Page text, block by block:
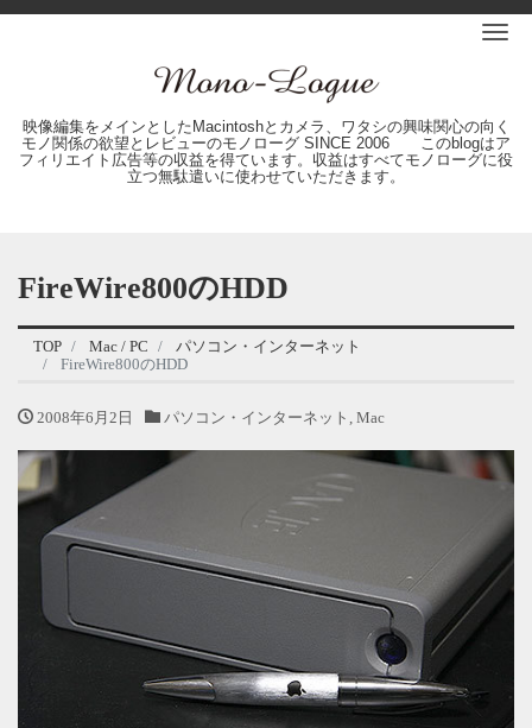
映像編集をメインとしたMacintoshとカメラ、ワタシの興味関心の向く
モノ関係の欲望とレビューのモノローグ SINCE 2006 このblogはア
フィリエイト広告等の収益を得ています。収益はすべてモノローグに役
立つ無駄遣いに使わせていただきます。
FireWire800のHDD
TOP Mac / PC
パソコン・インターネット
FireWire800のHDD
2008年6月2日 パソコン・インターネット , Mac